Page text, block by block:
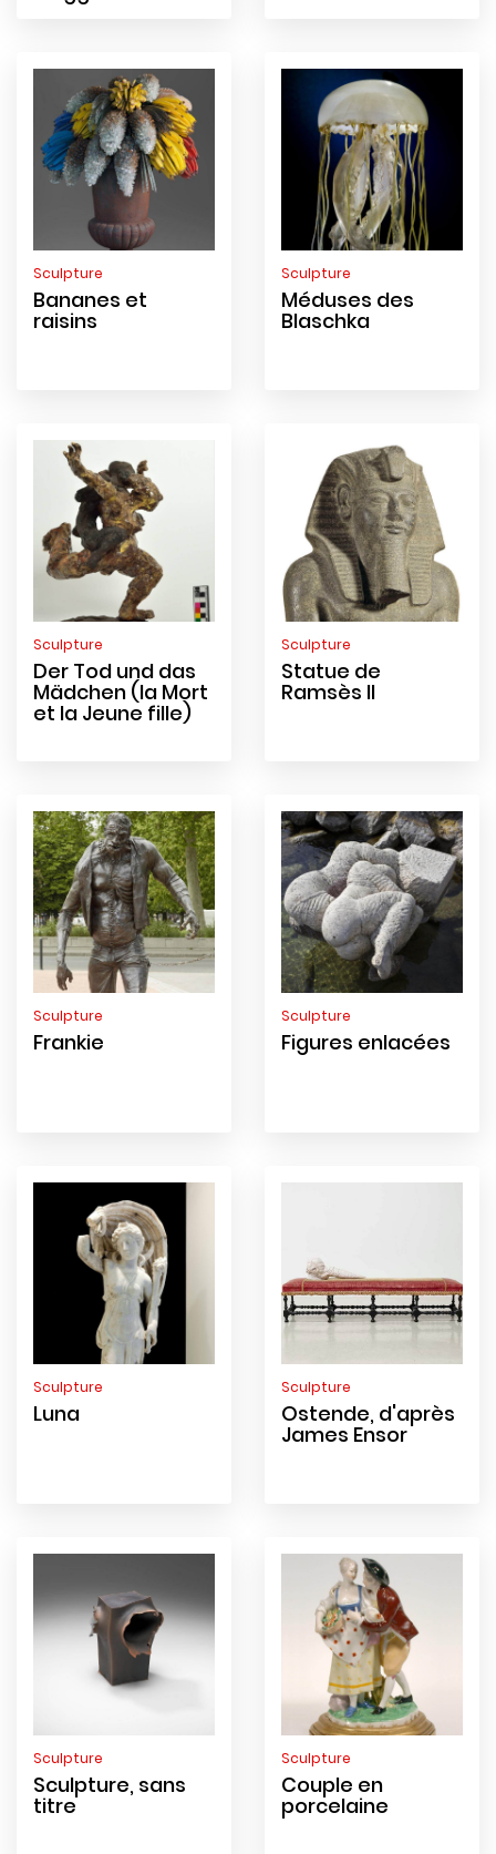
Sculpture
Bananes et
raisins
Sculpture
Méduses des
Blaschka
Sculpture
Der Tod und das
Mädchen (la Mort
et la Jeune fille)
Sculpture
Statue de
Ramsès II
Sculpture
Frankie
Sculpture
Figures enlacées
Sculpture
Luna
Sculpture
Ostende, d'après
James Ensor
Sculpture
Sculpture, sans
titre
Sculpture
Couple en
porcelaine